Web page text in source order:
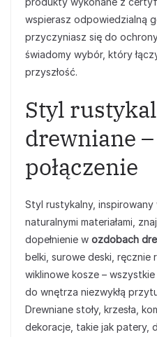
wspierasz odpowiedzialną
przyczyniasz się do
świadomy wybór, który
przyszłość.
Styl
drewniane
połączenie
Styl rustykalny, inspirowany
naturalnymi materiałami,
dopełnienie w ozdobach
belki, surowe deski,
wiklinowe kosze –
do wnętrza niezwykłą
Drewniane stoły, krzesła,
dekoracje, takie jak patery,